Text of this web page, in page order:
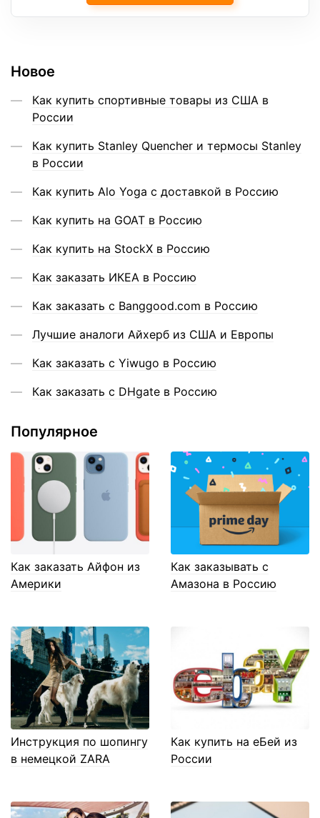
Новое
Как купить спортивные товары из США в
России
Как купить Stanley Quencher и термосы Stanley
в России
Как купить Alo Yoga с доставкой в Россию
Как купить на GOAT в Россию
Как купить на StockX в Россию
Как заказать ИКЕА в Россию
Как заказать с Banggood.com в Россию
Лучшие аналоги Айхерб из США и Европы
Как заказать с Yiwugo в Россию
Как заказать с DHgate в Россию
Популярное
Как заказать Айфон из
Америки
Как заказывать с
Амазона в Россию
Инструкция по шопингу
в немецкой ZARA
Как купить на еБей из
России